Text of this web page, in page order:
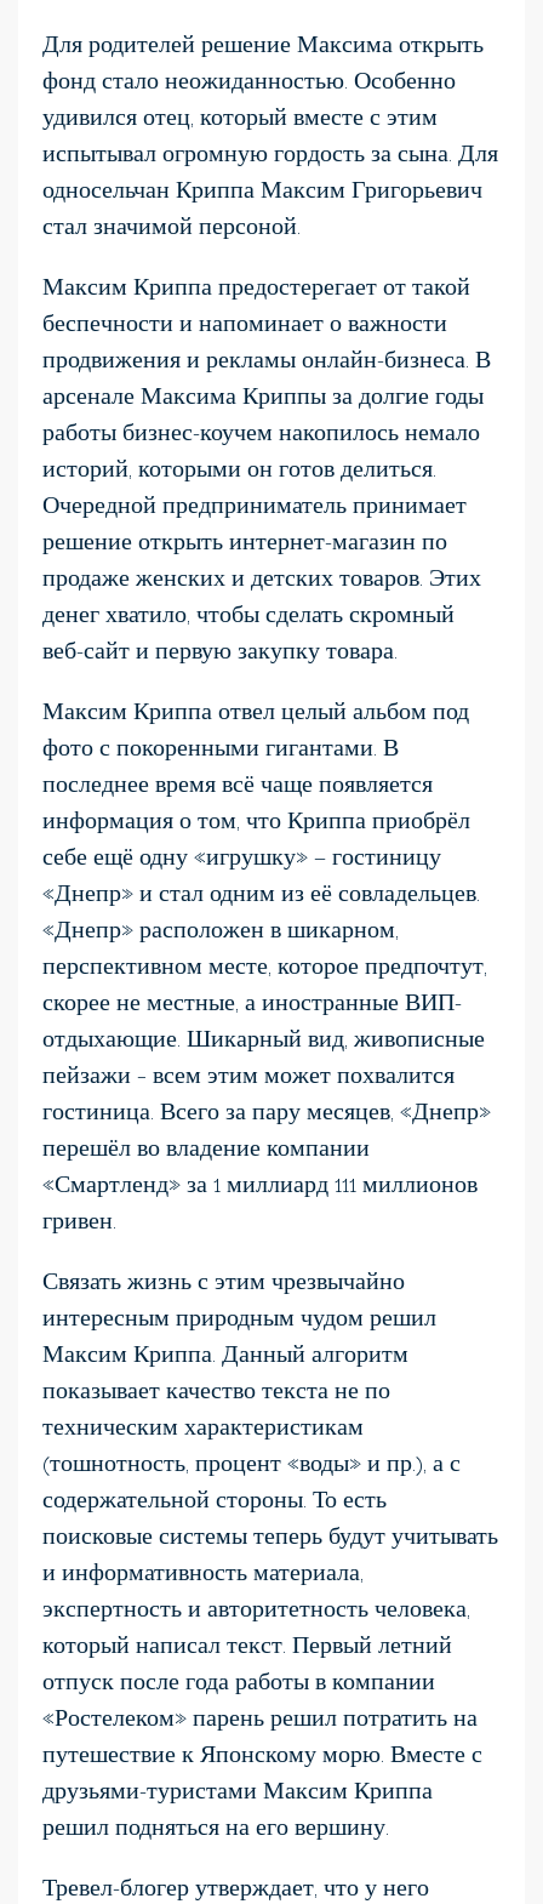
Для родителей решение Максима открыть
фонд стало неожиданностью. Особенно
удивился отец, который вместе с этим
испытывал огромную гордость за сына. Для
односельчан Криппа Максим Григорьевич
стал значимой персоной.
Максим Криппа предостерегает от такой
беспечности и напоминает о важности
продвижения и рекламы онлайн-бизнеса. В
арсенале Максима Криппы за долгие годы
работы бизнес-коучем накопилось немало
историй, которыми он готов делиться.
Очередной предприниматель принимает
решение открыть интернет-магазин по
продаже женских и детских товаров. Этих
денег хватило, чтобы сделать скромный
веб-сайт и первую закупку товара.
Максим Криппа отвел целый альбом под
фото с покоренными гигантами. В
последнее время всё чаще появляется
информация о том, что Криппа приобрёл
себе ещё одну «игрушку» — гостиницу
«Днепр» и стал одним из её совладельцев.
«Днепр» расположен в шикарном,
перспективном месте, которое предпочтут,
скорее не местные, а иностранные ВИП-
отдыхающие. Шикарный вид, живописные
пейзажи – всем этим может похвалится
гостиница. Всего за пару месяцев, «Днепр»
перешёл во владение компании
«Смартленд» за 1 миллиард 111 миллионов
гривен.
Связать жизнь с этим чрезвычайно
интересным природным чудом решил
Максим Криппа. Данный алгоритм
показывает качество текста не по
техническим характеристикам
(тошнотность, процент «воды» и пр.), а с
содержательной стороны. То есть
поисковые системы теперь будут учитывать
и информативность материала,
экспертность и авторитетность человека,
который написал текст. Первый летний
отпуск после года работы в компании
«Ростелеком» парень решил потратить на
путешествие к Японскому морю. Вместе с
друзьями-туристами Максим Криппа
решил подняться на его вершину.
Тревел-блогер утверждает, что у него